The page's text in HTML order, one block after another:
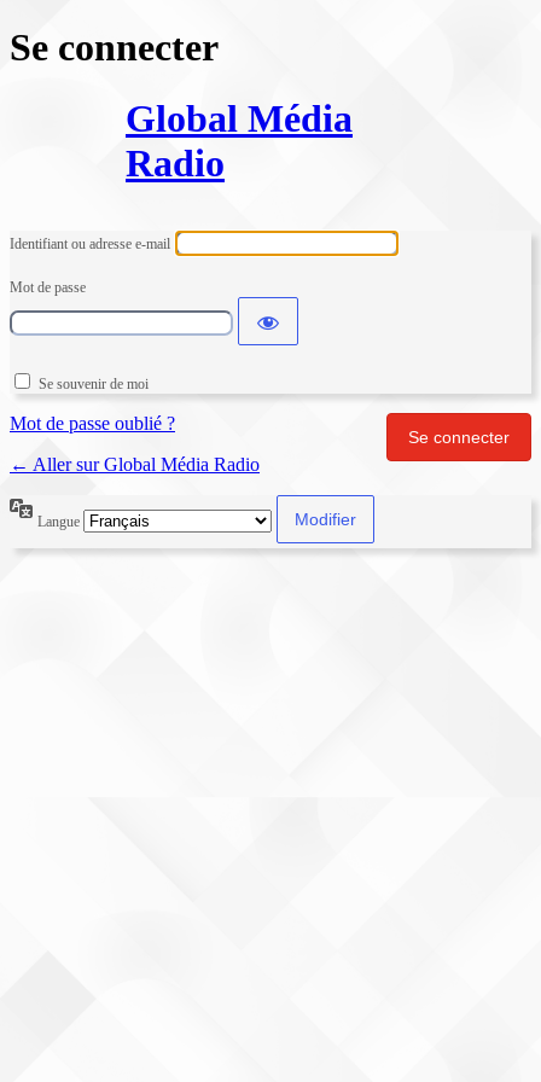
Se connecter
Global Média
Radio
Identifiant ou adresse e-mail
Mot de passe
Se souvenir de moi
Mot de passe oublié ?
← Aller sur Global Média Radio
Langue